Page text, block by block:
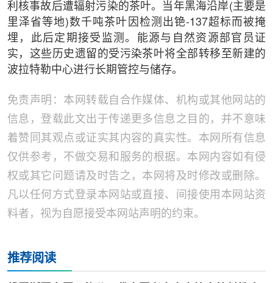
利核事故后遭辐射污染的茶叶。当年黑海沿岸(主要是
里泽省等地)数千吨茶叶因检测出铯-137超标而被掩
埋，此后定期接受监测。能源与自然资源部官员证
实，这些历史遗留的受污染茶叶将全部转移至新建的
波拉特勒中心进行长期管控与储存。
免责声明：本网转载自合作媒体、机构或其他网站的
信息，登载此文出于传递更多信息之目的，并不意味
着赞同其观点或证实其内容的真实性。本网所有信息
仅供参考，不做交易和服务的根据。本网内容如有侵
权或其它问题请及时告之，本网将及时修改或删除。
凡以任何方式登录本网站或直接、间接使用本网站资
料者，视为自愿接受本网站声明的约束。
推荐阅读